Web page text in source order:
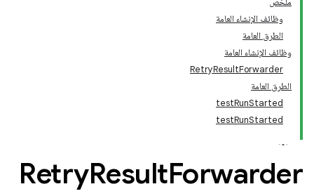
وظائف الإنشاء العامة
الطرق العامة
وظائف الإنشاء العامة
RetryResultForwarder
الطرق العامة
testRunStarted
testRunStarted
RetryResultForwarder